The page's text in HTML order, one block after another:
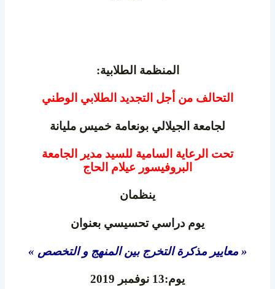
المنظمة الطلابية:
التحالف من أجل التجديد الطلابي الوطني
لجامعة الجيلالي بونعامة خميس مليانة
تحت الرعاية السامية للسيد مدير الجامعة
البروفيسور عيلام الحاج
ينظمان
يوم دراسي تحسيسي بعنوان
« معايير مذكرة التخرج بين المنهج و التخصص »
يوم:13 نوفمبر 2019